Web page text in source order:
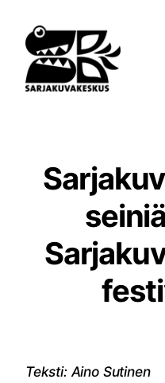
sisältöön
Teksti: Aino Sutinen